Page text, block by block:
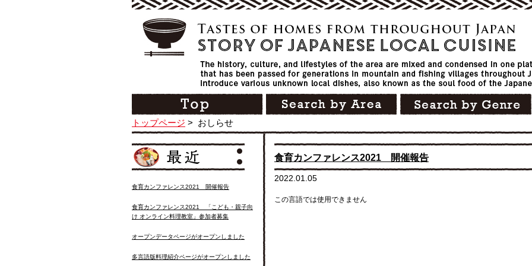
トップページ > おしらせ
食育カンファレンス2021 開催報告
2022.01.05
この言語では使用できません
食育カンファレンス2021 開催報告
食育カンファレンス2021 「こども・親子向
け オンライン料理教室」参加者募集
オープンデータページがオープンしました
多言語版料理紹介ページがオープンしました